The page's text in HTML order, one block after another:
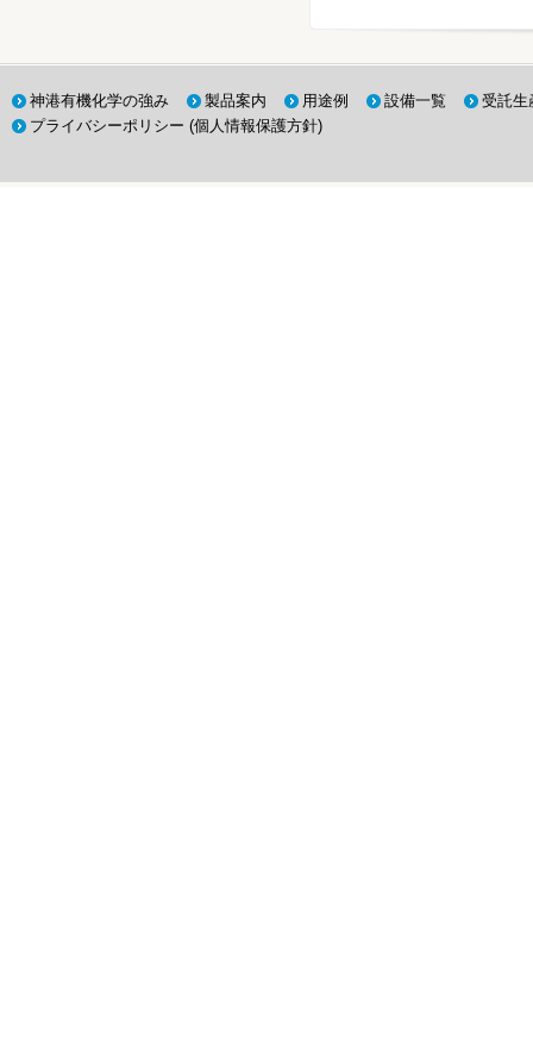
神港有機化学の強み 製品案内 用途例 設備一覧
受託生
プライバシーポリシー (個人情報保護方針)